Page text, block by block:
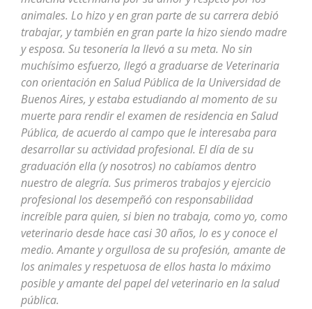
animales. Lo hizo y en gran parte de su carrera debió
trabajar, y también en gran parte la hizo siendo madre
y esposa. Su tesonería la llevó a su meta. No sin
muchísimo esfuerzo, llegó a graduarse de Veterinaria
con orientación en Salud Pública de la Universidad de
Buenos Aires, y estaba estudiando al momento de su
muerte para rendir el examen de residencia en Salud
Pública, de acuerdo al campo que le interesaba para
desarrollar su actividad profesional. El día de su
graduación ella (y nosotros) no cabíamos dentro
nuestro de alegría. Sus primeros trabajos y ejercicio
profesional los desempeñó con responsabilidad
increíble para quien, si bien no trabaja, como yo, como
veterinario desde hace casi 30 años, lo es y conoce el
medio. Amante y orgullosa de su profesión, amante de
los animales y respetuosa de ellos hasta lo máximo
posible y amante del papel del veterinario en la salud
pública.